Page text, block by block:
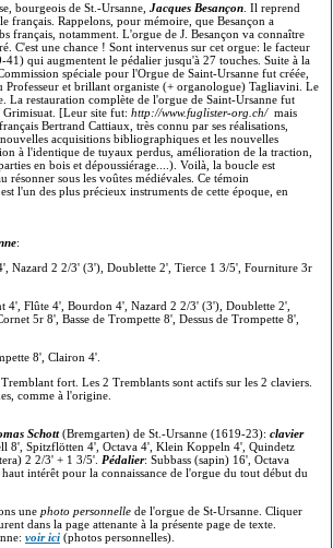
bourgeois de St.-Ursanne, Jacques Besançon . Il reprend
français. Rappelons, pour mémoire, que Besançon a
français, notamment. L'orgue de J. Besançon va connaître
C'est une chance ! Sont intervenus sur cet orgue: le facteur
qui augmentent le pédalier jusqu'à 27 touches. Suite à la
spéciale pour l'Orgue de Saint-Ursanne fut créée,
et brillant organiste (+ organologue) Tagliavini. Le
La restauration complète de l'orgue de Saint-Ursanne fut
[Leur site fut: http://www.fuglister-org.ch/mais
Bertrand Cattiaux, très connu par ses réalisations,
acquisitions bibliographiques et les nouvelles
à l'identique de tuyaux perdus, amélioration de la traction,
en bois et dépoussiérage....). Voilà, la boucle est
sous les voûtes médiévales. Ce témoin
l'un des plus précieux instruments de cette époque, en
:
Nazard 2 2/3' (3'), Doublette 2', Tierce 1 3/5', Fourniture 3r
4', Flûte 4', Bourdon 4', Nazard 2 2/3' (3'), Doublette 2',
5r 8', Basse de Trompette 8', Dessus de Trompette 8',
8', Clairon 4'.
fort. Les 2 Tremblants sont actifs sur les 2 claviers.
comme à l'origine.
Schott(Bremgarten) de St.-Ursanne (1619-23): clavier
8', Spitzflötten 4', Octava 4', Klein Koppeln 4', Quindetz
2 2/3' + 1 3/5'. Pédalier: Subbass (sapin) 16', Octava
intérêt pour la connaissance de l'orgue du tout début du
une photo personnelle de l'orgue de St-Ursanne. Cliquer
dans la page attenante à la présente page de texte.
voir ici (photos personnelles).